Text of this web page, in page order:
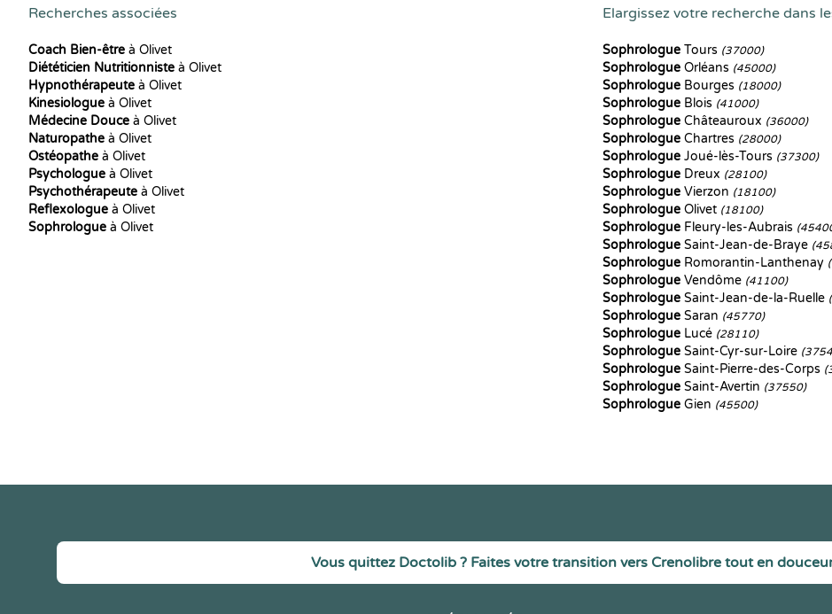
Recherches associées
Coach Bien-être à Olivet
Diététicien Nutritionniste à Olivet
Hypnothérapeute à Olivet
Kinesiologue à Olivet
Médecine Douce à Olivet
Naturopathe à Olivet
Ostéopathe à Olivet
Psychologue à Olivet
Psychothérapeute à Olivet
Reflexologue à Olivet
Sophrologue à Olivet
Elargissez votre recherche dans
Sophrologue Tours (37000)
Sophrologue Orléans (45000)
Sophrologue Bourges (18000)
Sophrologue Blois (41000)
Sophrologue Châteauroux (36000)
Sophrologue Chartres (28000)
Sophrologue Joué-lès-Tours (37300)
Sophrologue Dreux (28100)
Sophrologue Vierzon (18100)
Sophrologue Olivet (18100)
Sophrologue Fleury-les-Aubrais
Sophrologue Saint-Jean-de-Braye
Sophrologue Romorantin-Lanthenay
Sophrologue Vendôme (41100)
Sophrologue Saint-Jean-de-la-Ruelle
Sophrologue Saran (45770)
Sophrologue Lucé (28110)
Sophrologue Saint-Cyr-sur-Loire
Sophrologue Saint-Pierre-des-Corps
Sophrologue Saint-Avertin (37550)
Sophrologue Gien (45500)
Vous quittez Doctolib ? Faites votre transition vers Crenolibre tout en